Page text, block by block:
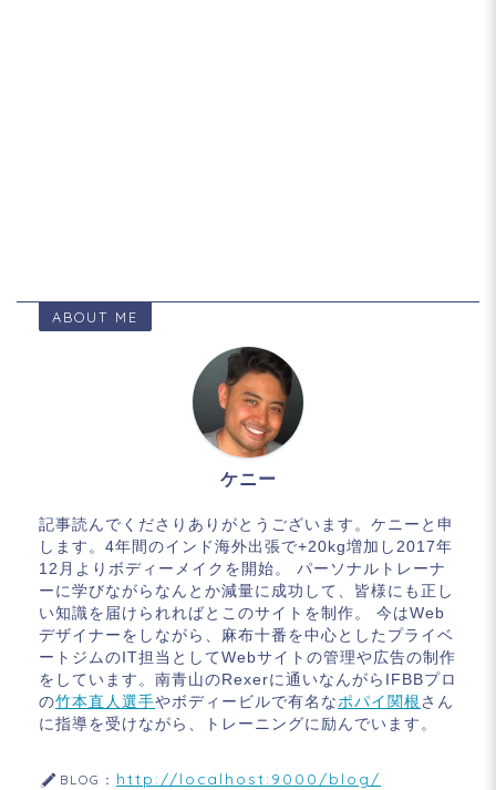
ABOUT ME
ケニー
記事読んでくださりありがとうございます。ケニーと申
します。4年間のインド海外出張で+20kg増加し2017年
12月よりボディーメイクを開始。 パーソナルトレーナ
ーに学びながらなんとか減量に成功して、皆様にも正し
い知識を届けられればとこのサイトを制作。 今はWeb
デザイナーをしながら、麻布十番を中心としたプライベ
ートジムのIT担当としてWebサイトの管理や広告の制作
をしています。南青山のRexerに通いなんがらIFBBプロ
の竹本直人選手やボディービルで有名なポパイ関根 さん
に指導を受けながら、トレーニングに励んでいます。
BLOG： http://localhost:9000/blog/